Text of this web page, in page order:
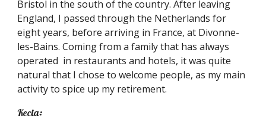
Bristol in the south of the country. After leaving
England, I passed through the Netherlands for
eight years, before arriving in France, at Divonne-
les-Bains. Coming from a family that has always
operated in restaurants and hotels, it was quite
natural that I chose to welcome people, as my main
activity to spice up my retirement.
Kecia: